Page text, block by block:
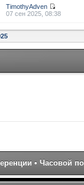
TimothyAdven
07 сен 2025, 08:38
• Часовой